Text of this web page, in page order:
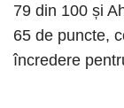
79 din 100 și
65 de puncte,
încredere